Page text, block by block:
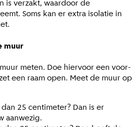
is verzakt, waardoor de
Soms kan er extra isolatie in
muur
meten. Doe hiervoor een voor-
een raam open. Meet de muur op
25 centimeter? Dan is er
aanwezig.